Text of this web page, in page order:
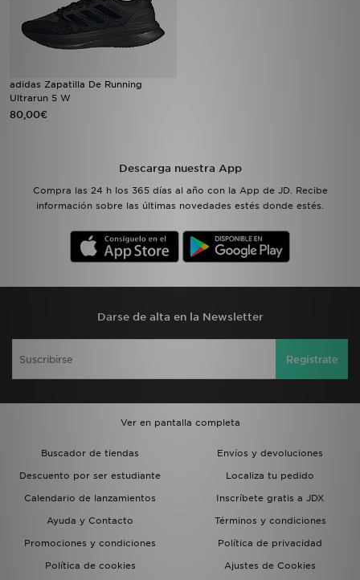
adidas Zapatilla De Running
Ultrarun 5 W
80,00€
Descarga nuestra App
Compra las 24 h los 365 días al año con la App de JD. Recibe
información sobre las últimas novedades estés donde estés.
Darse de alta en la Newsletter
Regístrate
Ver en pantalla completa
Buscador de tiendas
Envíos y devoluciones
Descuento por ser estudiante
Localiza tu pedido
Calendario de lanzamientos
Inscríbete gratis a JDX
Ayuda y Contacto
Términos y condiciones
Promociones y condiciones
Política de privacidad
Política de cookies
Ajustes de Cookies